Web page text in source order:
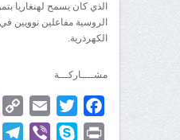
الذي كان يسمح لهنغاريا
الكهرذرية.
مشــــاركـــة
Facebook
Twitter
Email
Print
Skype
Viber